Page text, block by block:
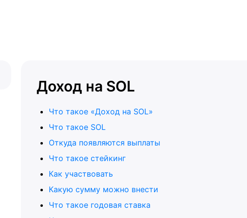
Доход на SOL
Что такое «Доход на SOL»
Что такое SOL
Откуда появляются выплаты
Что такое стейкинг
Как участвовать
Какую сумму можно внести
Что такое годовая ставка